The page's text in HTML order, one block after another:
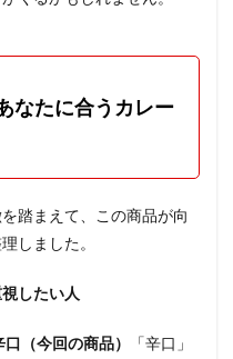
なたに合うカレー
踏まえて、この商品が向
しました。
したい人
（今回の商品）
「辛口」